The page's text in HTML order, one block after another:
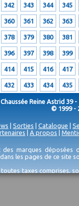
342 343 344 345
360 361 362 363
378 379 380 381
396 397 398 399
414 415 416 417
432 433 434 435
Reine Astrid 39 -
© 1999 -
Sorties Catalogue
A propos
marques déposées
les pages de ce site
taxes comprises,
et/ou impossibilité de